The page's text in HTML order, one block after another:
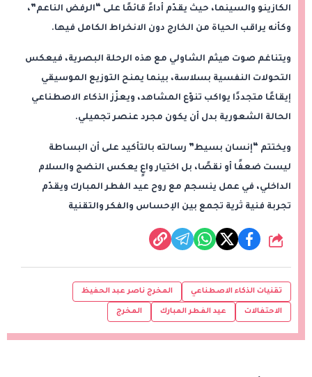
الكازينو والسينما، حيث يقدّم أداءً قائمًا على “الرفض الناعم”،
وكأنه يراقب الحياة من الخارج دون الانخراط الكامل فيها.
ويتناغم صوت هيثم الشاولي مع هذه الرحلة البصرية، فيعكس
التحولات النفسية بسلاسة، بينما يمنح التوزيع الموسيقي
إيقاعًا متجددًا يواكب تنوّع المشاهد، ويعزّز الذكاء الاصطناعي
الحالة الشعورية بدل أن يكون مجرد عنصر تجميلي.
ويختتم “إنسان بسيط” رسالته بالتأكيد على أن البساطة
ليست ضعفًا أو نقصًا، بل اختيار واعٍ يعكس النضج والسلام
الداخلي، في عمل ينسجم مع روح عيد الفطر المبارك ويقدّم
تجربة فنية ثرية تجمع بين الإحساس والفكر والتقنية
شارك
تقنيات الذكاء الاصطناعي المخرج ناصر عبد الحفيظ
الاحتفالات عيد الفطر المبارك المخرج